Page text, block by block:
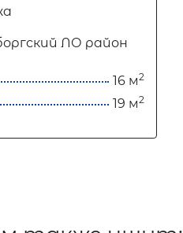
ЛО район
16 м2
19 м2